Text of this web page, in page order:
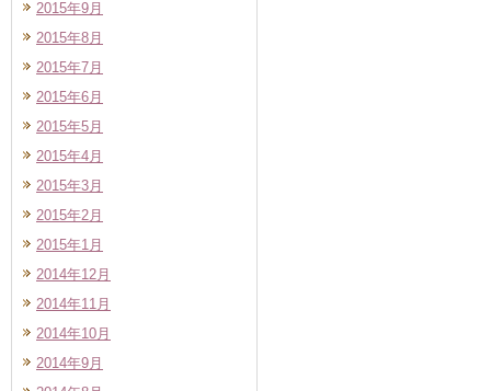
2015年9月
2015年8月
2015年7月
2015年6月
2015年5月
2015年4月
2015年3月
2015年2月
2015年1月
2014年12月
2014年11月
2014年10月
2014年9月